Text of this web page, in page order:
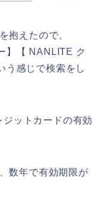
抱えたので、
】【 NANLITE ク
感じで検索をし
ットカードの有効
数年で有効期限が